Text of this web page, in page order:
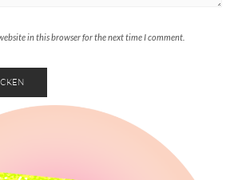
in this browser for the next time I comment.